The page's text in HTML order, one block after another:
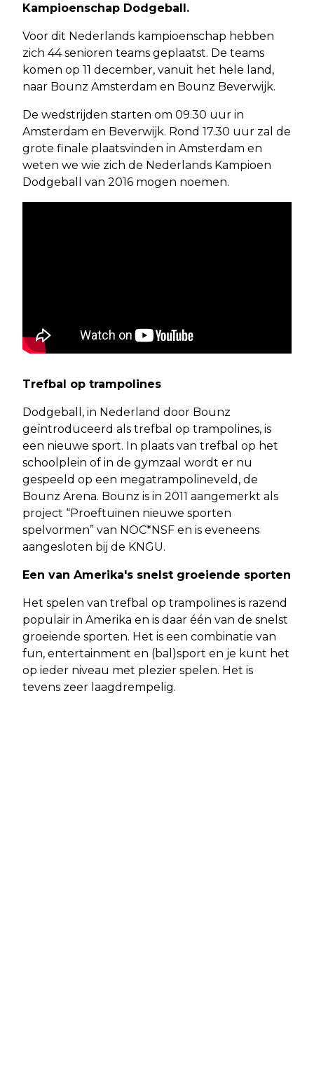
Kampioenschap Dodgeball.
Voor dit Nederlands kampioenschap hebben
zich 44 senioren teams geplaatst. De teams
komen op 11 december, vanuit het hele land,
naar Bounz Amsterdam en Bounz Beverwijk.
De wedstrijden starten om 09.30 uur in
Amsterdam en Beverwijk. Rond 17.30 uur zal de
grote finale plaatsvinden in Amsterdam en
weten we wie zich de Nederlands Kampioen
Dodgeball van 2016 mogen noemen.
Trefbal op trampolines
Dodgeball, in Nederland door Bounz
geïntroduceerd als trefbal op trampolines, is
een nieuwe sport. In plaats van trefbal op het
schoolplein of in de gymzaal wordt er nu
gespeeld op een megatrampolineveld, de
Bounz Arena. Bounz is in 2011 aangemerkt als
project “Proeftuinen nieuwe sporten
spelvormen” van NOC*NSF en is eveneens
aangesloten bij de KNGU.
Een van Amerika's snelst groeiende sporten
Het spelen van trefbal op trampolines is razend
populair in Amerika en is daar één van de snelst
groeiende sporten. Het is een combinatie van
fun, entertainment en (bal)sport en je kunt het
op ieder niveau met plezier spelen. Het is
tevens zeer laagdrempelig.